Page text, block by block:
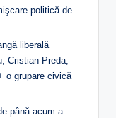
politică de
liberală
Cristian Preda,
o grupare civică
până acum a